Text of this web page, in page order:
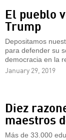
El pueblo
Trump
Depositamos
para defender su
democracia en la
January 29, 2019
Diez
maestros
Más de 33.000